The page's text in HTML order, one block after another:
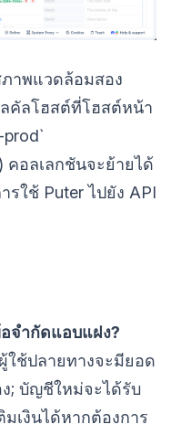
าพแวดล้อมสอง
ลคัลโฮสต์ที่โฮสต์หน้า
คอลเลกชันจะย้ายได้
ใช้ Puter ไปยัง API
จำกัดแอบแฝง?
ช้ปลายทางจะมียอด
; บัญชีใหม่จะได้รับ
เงินได้หากต้องการ